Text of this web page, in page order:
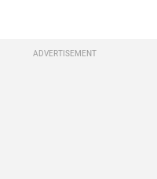
ADVERTISEMENT